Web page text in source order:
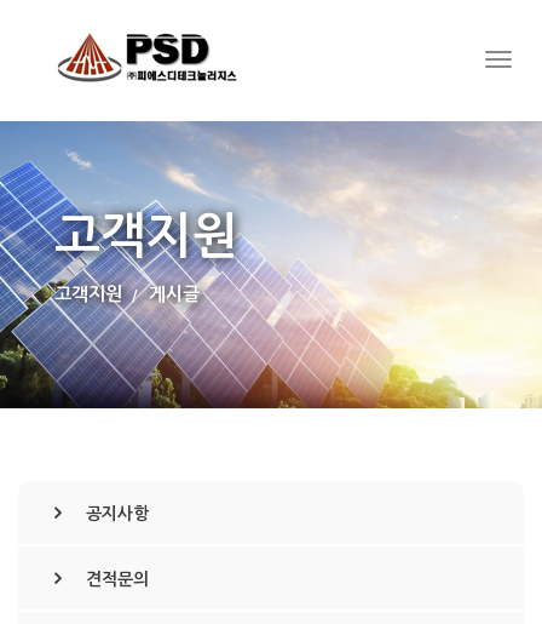
고객지원
고객지원 게시글
공지사항
견적문의